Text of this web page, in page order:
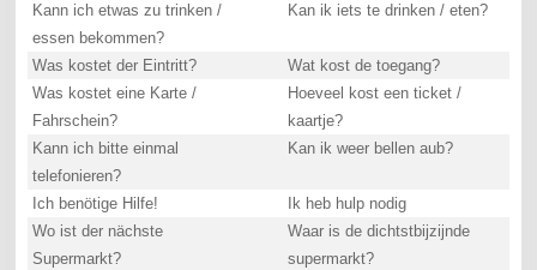
Kann ich etwas zu trinken /
essen bekommen?
Kan ik iets te drinken / eten?
Was kostet der Eintritt?
Wat kost de toegang?
Was kostet eine Karte /
Fahrschein?
Hoeveel kost een ticket /
kaartje?
Kann ich bitte einmal
telefonieren?
Kan ik weer bellen aub?
Ich benötige Hilfe!
Ik heb hulp nodig
Wo ist der nächste
Supermarkt?
Waar is de dichtstbijzijnde
supermarkt?